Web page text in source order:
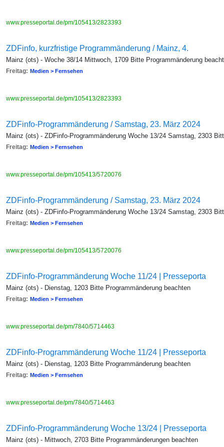
www.presseportal.de/pm/105413/2823393
ZDFinfo, kurzfristige Programmänderung / Mainz, 4.
Mainz (ots) - Woche 38/14 Mittwoch, 1709 Bitte Programmänderung
Freitag: Medien > Fernsehen
www.presseportal.de/pm/105413/2823393
ZDFinfo-Programmänderung / Samstag, 23. März 2024
Mainz (ots) - ZDFinfo-Programmänderung Woche 13/24 Samstag, 2303
Freitag: Medien > Fernsehen
www.presseportal.de/pm/105413/5720076
ZDFinfo-Programmänderung / Samstag, 23. März 2024
Mainz (ots) - ZDFinfo-Programmänderung Woche 13/24 Samstag, 2303
Freitag: Medien > Fernsehen
www.presseportal.de/pm/105413/5720076
ZDFinfo-Programmänderung Woche 11/24 | Presseporta
Mainz (ots) - Dienstag, 1203 Bitte Programmänderung beachten
Freitag: Medien > Fernsehen
www.presseportal.de/pm/7840/5714463
ZDFinfo-Programmänderung Woche 11/24 | Presseporta
Mainz (ots) - Dienstag, 1203 Bitte Programmänderung beachten
Freitag: Medien > Fernsehen
www.presseportal.de/pm/7840/5714463
ZDFinfo-Programmänderung Woche 13/24 | Presseporta
Mainz (ots) - Mittwoch, 2703 Bitte Programmänderungen beachten